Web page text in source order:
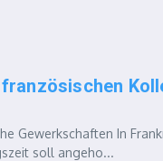
Gewerkschaften In
soll angeho...